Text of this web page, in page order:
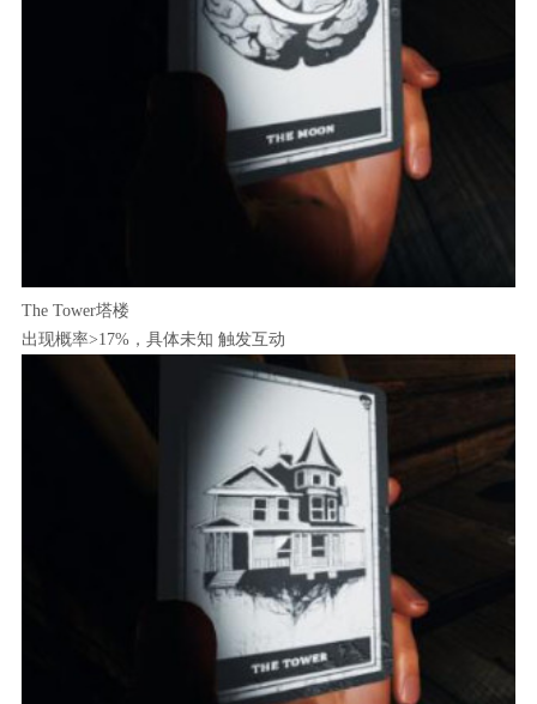
The Tower塔楼
出现概率>17%，具体未知 触发互动